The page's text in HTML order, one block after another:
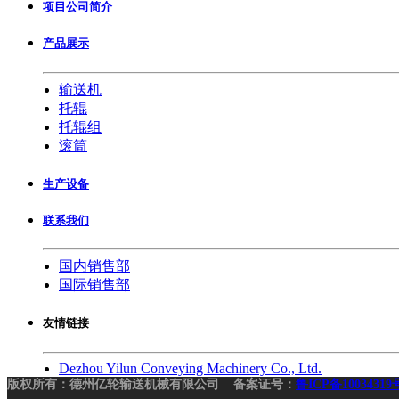
项目公司简介
产品展示
输送机
托辊
托辊组
滚筒
生产设备
联系我们
国内销售部
国际销售部
友情链接
Dezhou Yilun Conveying Machinery Co., Ltd.
版权所有：德州亿轮输送机械有限公司 备案证号： 鲁ICP备10034319